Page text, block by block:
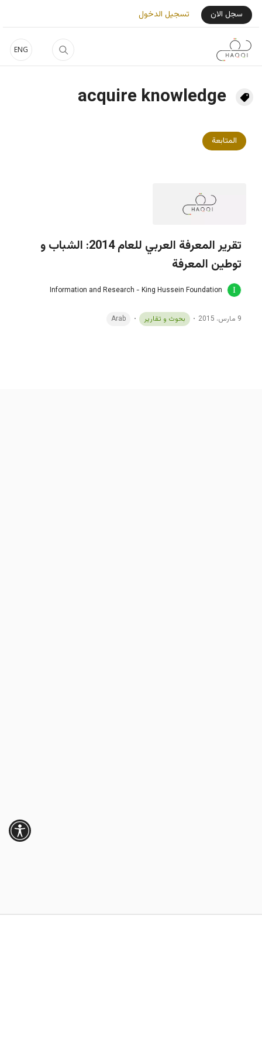
تجاوز إلى المحتوى الرئيسي
ENG
User Login Menu
سجل الان تسجيل الدخول
acquire knowledge
المتابعة
تقرير المعرفة العربي للعام 2014: الشباب و
توطين المعرفة
Information and Research - King Hussein Foundation
9 مارس، 2015 بحوث و تقارير Arab